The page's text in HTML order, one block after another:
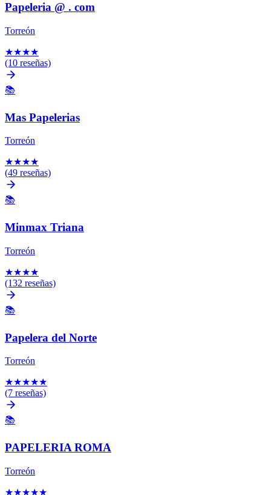
Papeleria @ . com
Torreón
★★★★
(10 reseñas)
📚
Mas Papelerias
Torreón
★★★★
(49 reseñas)
📚
Minmax Triana
Torreón
★★★★
(132 reseñas)
📚
Papelera del Norte
Torreón
★★★★★
(7 reseñas)
📚
PAPELERIA ROMA
Torreón
★★★★★